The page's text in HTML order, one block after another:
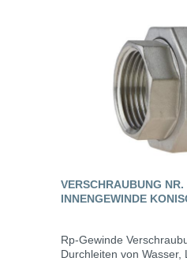
VERSCHRAUBUNG
INNENGEWINDE
Rp-Gewinde
Durchleiten von Wasser,